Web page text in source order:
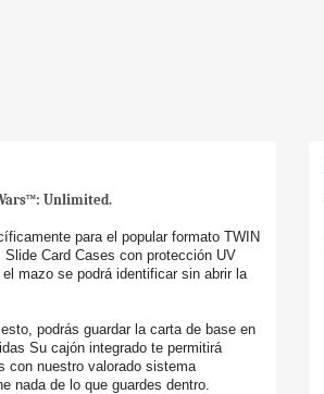
Unlimited.
para el popular formato TWIN
Card Cases con protección UV
mazo se podrá identificar sin abrir la
podrás guardar la carta de base en
Su cajón integrado te permitirá
con nuestro valorado sistema
nada de lo que guardes dentro.